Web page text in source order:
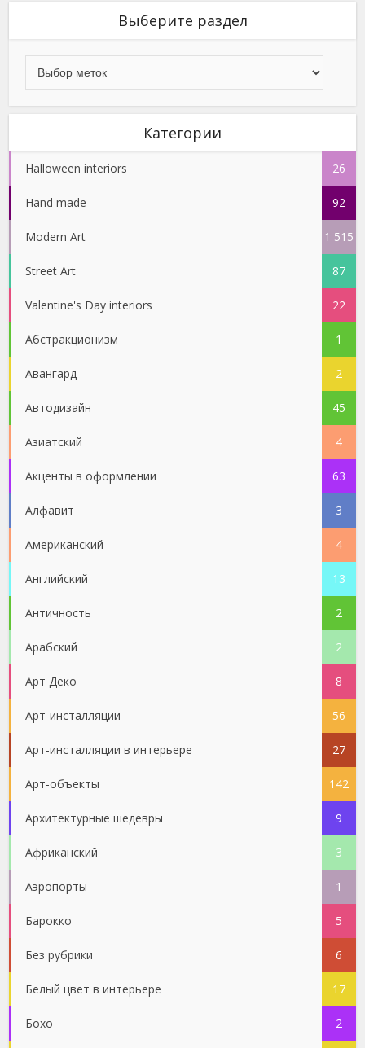
Выберите раздел
Категории
Halloween interiors 26
Hand made 92
Modern Art 1 515
Street Art 87
Valentine's Day interiors 22
Абстракционизм 1
Авангард 2
Автодизайн 45
Азиатский 4
Акценты в оформлении 63
Алфавит 3
Американский 4
Английский 13
Античность 2
Арабский 2
Арт Деко 8
Арт-инсталляции 56
Арт-инсталляции в интерьере 27
Арт-объекты 142
Архитектурные шедевры 9
Африканский 3
Аэропорты 1
Барокко 5
Без рубрики 6
Белый цвет в интерьере 17
Бохо 2